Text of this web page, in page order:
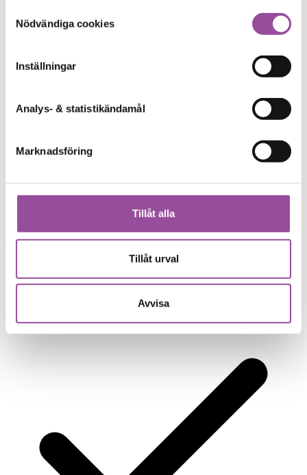
Nödvändiga cookies
Inställningar
Analys- & statistikändamål
Marknadsföring
Tillåt alla
Tillåt urval
Avvisa